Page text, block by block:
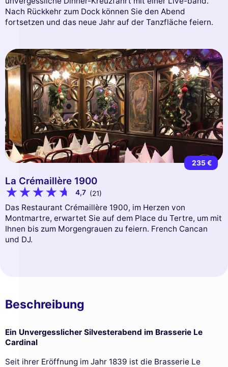
Nach Rückkehr zum Dock können Sie den Abend
fortsetzen und das neue Jahr auf der Tanzfläche feiern.
235 €
La Crémaillère 1900
4,7 (21)
Das Restaurant Crémaillère 1900, im Herzen von
Montmartre, erwartet Sie auf dem Place du Tertre, um mit
Ihnen bis zum Morgengrauen zu feiern. French Cancan
und DJ.
Beschreibung
Ein Unvergesslicher Silvesterabend im Brasserie Le
Cardinal
Seit ihrer Eröffnung im Jahr 1839 ist die Brasserie Le